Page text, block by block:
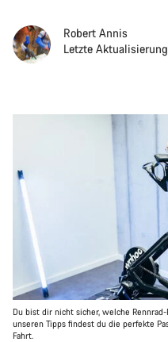
Robert Annis
Letzte
Du bist dir nicht sicher, welche
unseren Tipps findest du die perfekte
Fahrt.